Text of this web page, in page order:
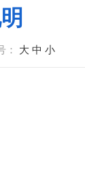
： 大 中 小